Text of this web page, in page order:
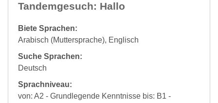
Tandemgesuch: Hallo
Biete Sprachen:
Arabisch (Muttersprache), Englisch
Suche Sprachen:
Deutsch
Sprachniveau:
von: A2 - Grundlegende Kenntnisse bis: B1 -